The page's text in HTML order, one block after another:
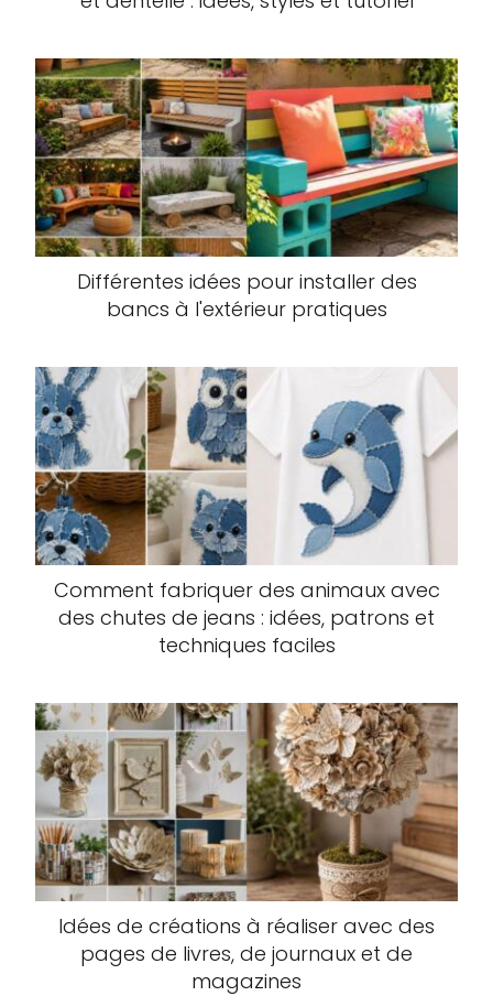
Différentes idées pour installer des
bancs à l'extérieur pratiques
Comment fabriquer des animaux avec
des chutes de jeans : idées, patrons et
techniques faciles
Idées de créations à réaliser avec des
pages de livres, de journaux et de
magazines